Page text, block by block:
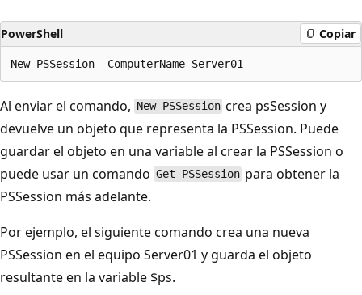
PowerShell Copiar
Al enviar el comando, New-PSSession crea psSession y
devuelve un objeto que representa la PSSession. Puede
guardar el objeto en una variable al crear la PSSession o
puede usar un comando Get-PSSession para obtener la
PSSession más adelante.
Por ejemplo, el siguiente comando crea una nueva
PSSession en el equipo Server01 y guarda el objeto
resultante en la variable $ps.